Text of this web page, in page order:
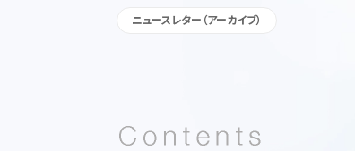
ニュースレター（アーカイブ）